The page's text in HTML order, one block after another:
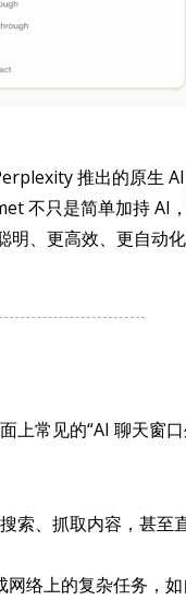
推出的原生
不只是简单加持 AI
、更高效、更自动
上常见的“AI 聊天窗
索、抓取内容，甚至
络上的复杂任务，